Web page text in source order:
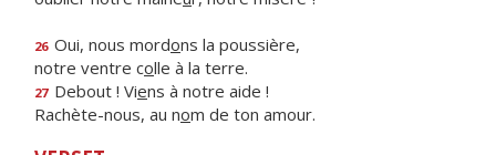
26 Oui, nous mordons la poussière,
notre ventre colle à la terre.
27 Debout ! Viens à notre aide !
Rachète-nous, au nom de ton amour.